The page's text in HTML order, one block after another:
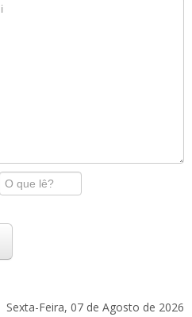
Sexta-Feira, 07 de Agosto de 2026